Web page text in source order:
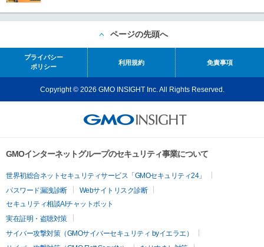
ページの先頭へ
プライバシー
ポリシー
利用規約 免責事項
Copyright © 2026 GMO INSIGHT Inc. All Rights Reserved.
GMOインターネットグループのセキュリティ事業について
世界初総合ネットセキュリティサービス「GMOセキュリティ24」
パスワード漏洩診断
Webサイトリスク診断
セキュリティ相談AIチャットボット
実在証明・盗聴対策
サイバー攻撃対策（GMOサイバーセキュリティ byイエラエ）